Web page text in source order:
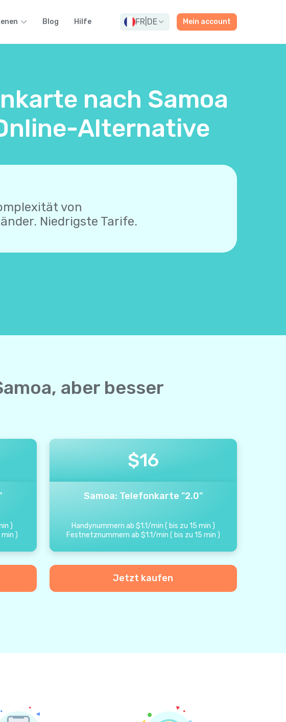
Blog Hilfe FR DE Mein account
nach Samoa
Alternative
von
Niedrigste Tarife.
aber besser
)
min )
$16
Samoa: Telefonkarte "2.0"
Handynummern ab $1.1/min ( bis zu 15 min )
Festnetznummern ab $1.1/min ( bis zu 15 min )
Jetzt kaufen